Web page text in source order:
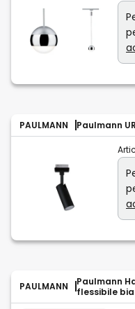
PAULMANN Paulmann
PAULMANN
Paulmann
flessibile